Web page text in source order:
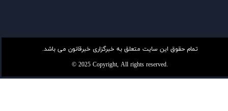
تمام حقوق این سایت متعلق به خبرگزاری خبرقانون می باشد.
© 2025 Copyright, All rights reserved.